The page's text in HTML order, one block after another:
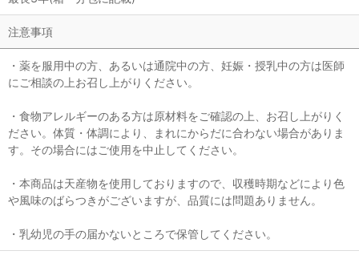
注意事項
・薬を服用中の方、あるいは通院中の方、妊娠・授乳中の方は医師
にご相談の上お召し上がりください。
・食物アレルギーのある方は原材料をご確認の上、お召し上がりく
ださい。体質・体調により、まれにからだに合わない場合がありま
す。その場合にはご使用を中止してください。
・本商品は天産物を使用しておりますので、収穫時期などにより色
や風味のばらつきがございますが、品質には問題ありません。
・乳幼児の手の届かないところで保管してください。